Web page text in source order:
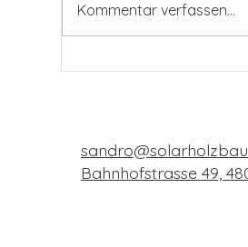
Kommentar verfassen...
Bahnhofstrasse 49,